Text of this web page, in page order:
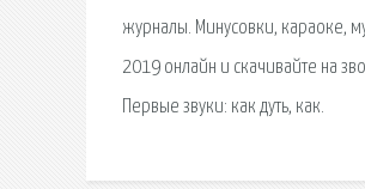
журналы. Минусовки, караоке,
2019 онлайн и скачивайте на
Первые звуки: как дуть, как.